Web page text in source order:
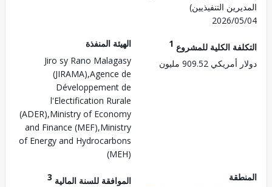
التنفيذيين)
2026/
الكلية للمشروع1
909.52 مليون
الهيئة المنفذة
Jiro sy Rano Malagasy
(JIRAMA),Agence de
Développement de
l'Electification Rurale
(ADER),Ministry of Economy
and Finance (MEF),Ministry
of Energy and Hydrocarbons
الموافقة للسنة المالية3